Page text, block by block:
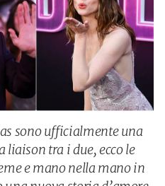
sono ufficialmente una
liaison tra i due, ecco le
e mano nella mano in